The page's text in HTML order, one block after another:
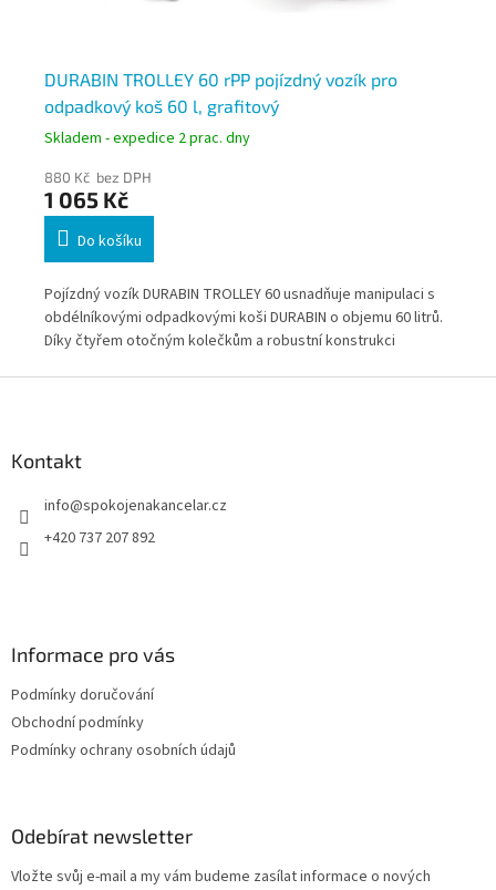
DURABIN TROLLEY 60 rPP pojízdný vozík pro
odpadkový koš 60 l, grafitový
Skladem - expedice 2 prac. dny
880 Kč bez DPH
1 065 Kč
Do košíku
Pojízdný vozík DURABIN TROLLEY 60 usnadňuje manipulaci s
obdélníkovými odpadkovými koši DURABIN o objemu 60 litrů.
Díky čtyřem otočným kolečkům a robustní konstrukci
objednávku z Německa, doba dodání může být 3-5
Kontakt
info@spokojenakancelar.cz
+420 737 207 892
Informace pro vás
Podmínky doručování
Obchodní podmínky
Podmínky ochrany osobních údajů
Odebírat newsletter
Vložte svůj e-mail a my vám budeme zasílat informace o nových